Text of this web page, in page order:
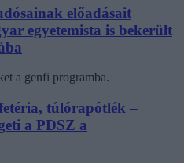
előadásait
egyetemista is bekerült
a genfi programba.
túlórapótlék –
a PDSZ a